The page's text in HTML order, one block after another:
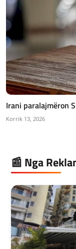
Irani paralajmëron
Korrik 13, 2026
📰 Nga